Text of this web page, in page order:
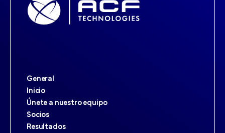
General
Inicio
Únete a nuestro equipo
Socios
Resultados